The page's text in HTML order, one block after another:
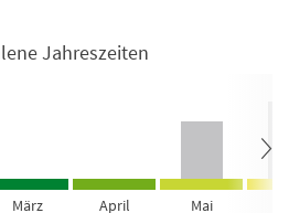
Jahreszeiten
März April Mai